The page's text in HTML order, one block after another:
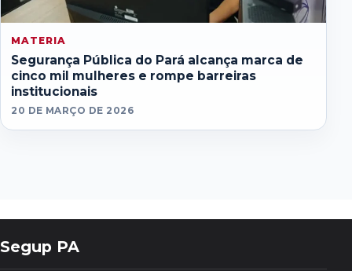
MATERIA
Segurança Pública do Pará alcança marca de
cinco mil mulheres e rompe barreiras
institucionais
20 DE MARÇO DE 2026
Segup PA